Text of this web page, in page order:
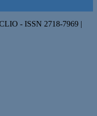
- ISSN 2718-7969 |